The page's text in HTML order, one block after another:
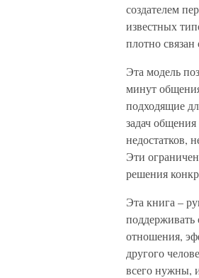
создателем
известных
плотно
Эта модель
минут
подходящие
задач
недостатков,
Эти
решения
Эта книга –
отношения,
другого
всего нужны,